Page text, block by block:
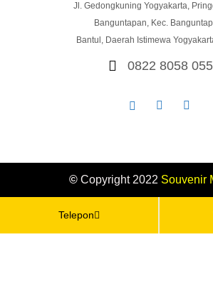
Jl. Gedongkuning Yogyakarta,
Banguntapan, Kec.
Bantul, Daerah Istimewa
0822 8058
© Copyright 2022 Souvenir
Telepon